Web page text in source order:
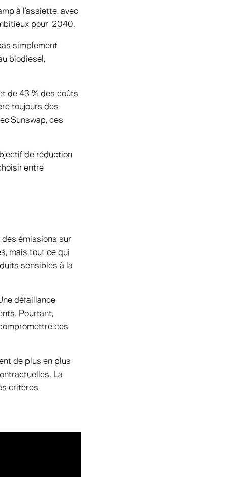
à l’assiette, avec
pour 2040.
simplement
biodiesel,
de 43 % des coûts
toujours des
Sunswap, ces
de réduction
entre
émissions sur
mais tout ce qui
sensibles à la
défaillance
Pourtant,
ces
de plus en plus
La
critères